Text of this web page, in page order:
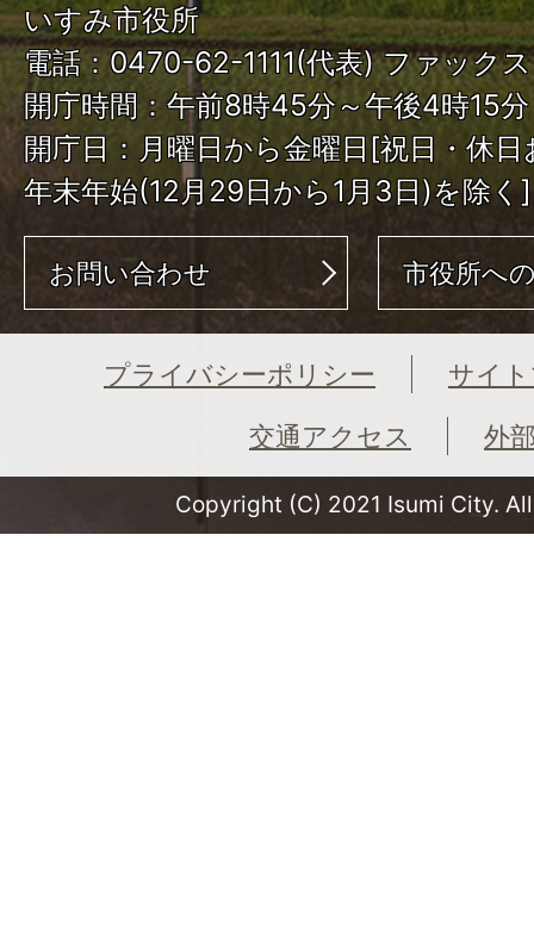
いすみ市役所
電話：0470-62-1111(代表) ファック
開庁時間：午前8時45分～午後4時15分
開庁日：月曜日から金曜日[祝日・休日
年末年始(12月29日から1月3日)を除く]
お問い合わせ 市役所へ
プライバシーポリシー
サイ
交通アクセス
外
Copyright (C) 2021 Isumi City.